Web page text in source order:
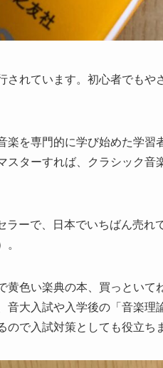
されています。初心者でもや
楽を専門的に学び始めた学習
ターすれば、クラシック音
ーで、日本でいちばん売れ
。
黄色い楽典の本、買っといて
音大入試や入学後の「音楽理
で入試対策としても役立ち